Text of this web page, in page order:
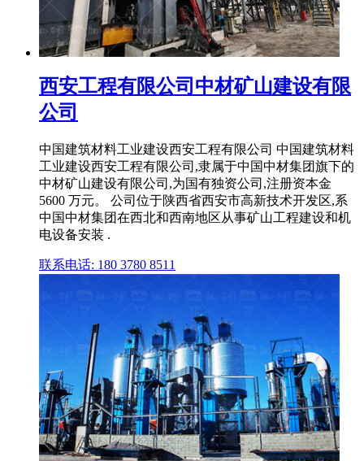
西安工程有限公司中材矿山建设有限
公司
中国建筑材料工业建设西安工程有限公司 中国建筑材料
工业建设西安工程有限公司,隶属于中国中材集团旗下的
中材矿山建设有限公司,为国有独资公司,注册资本金
5600 万元。 公司位于陕西省西安市高新技术开发区,系
中国中材集团在西北和西南地区从事矿山工程建设和机
电设备安装 .
联系电话: 180 3780 8511